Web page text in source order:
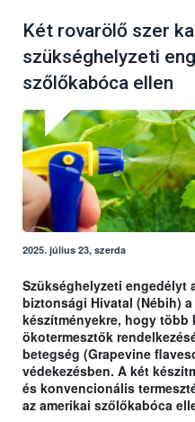
Két rovarölő szer
szükséghelyzeti
szőlőkabóca ellen
2025. július 23, szerda
Szükséghelyzeti engedélyt
biztonsági Hivatal (Nébih) a
készítményekre, hogy több
ökotermesztők
betegség (Grapevine
védekezésben. A két
és konvencionális
az amerikai szőlőkabóca